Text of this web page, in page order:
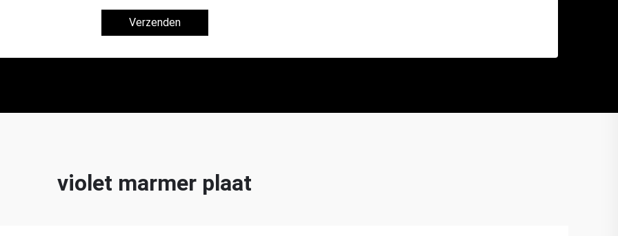
Verzenden
violet marmer plaat